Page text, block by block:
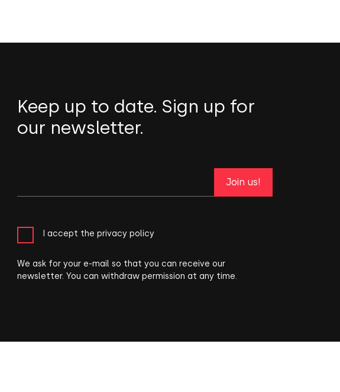
Keep up to date. Sign up for
our newsletter.
Join us!
I accept the privacy policy
We ask for your e-mail so that you can receive our
newsletter. You can withdraw permission at any time.